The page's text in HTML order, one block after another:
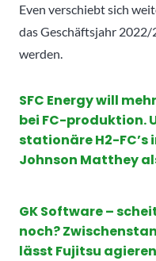
Even verschiebt sich
das Geschäftsjahr
werden.
SFC Energy will
bei FC-produktion.
stationäre H2-FC’s
Johnson Matthey
GK Software –
noch?
lässt Fujitsu